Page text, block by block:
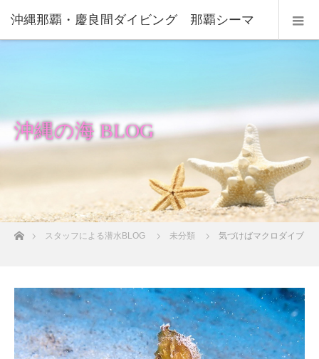
沖縄那覇・慶良間ダイビング 那覇シーマ
沖縄の海 BLOG
ホームスタッフによる潜水BLOG 未分類 気づけばマクロダイブ